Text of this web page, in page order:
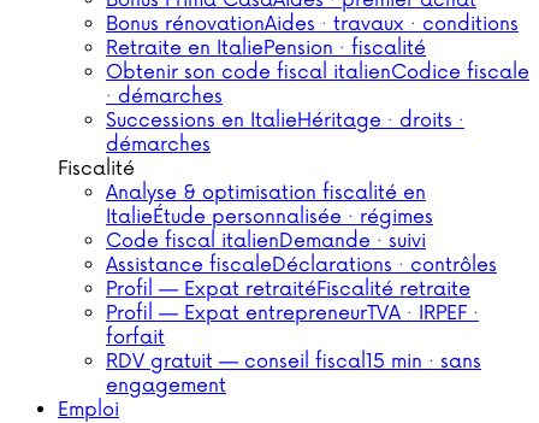
Bonus rénovationAides · travaux · conditions
Retraite en ItaliePension · fiscalité
Obtenir son code fiscal italienCodice fiscale
· démarches
Successions en ItalieHéritage · droits ·
démarches
Fiscalité
Analyse & optimisation fiscalité en
ItalieÉtude personnalisée · régimes
Code fiscal italienDemande · suivi
Assistance fiscaleDéclarations · contrôles
Profil — Expat retraitéFiscalité retraite
Profil — Expat entrepreneurTVA · IRPEF ·
forfait
RDV gratuit — conseil fiscal15 min · sans
engagement
Emploi